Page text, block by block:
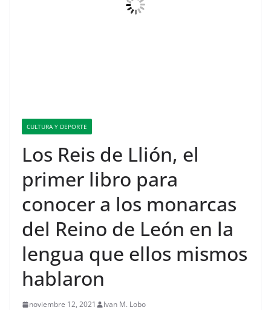
CULTURA Y DEPORTE
Los Reis de Llión, el
primer libro para
conocer a los monarcas
del Reino de León en la
lengua que ellos mismos
hablaron
noviembre 12, 2021 Ivan M. Lobo